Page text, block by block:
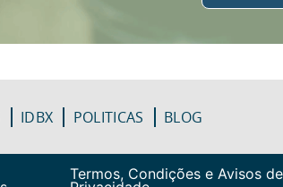
IDBX POLITICAS BLOG